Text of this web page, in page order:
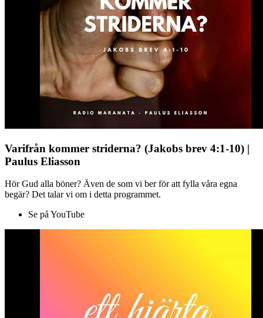
Varifrån kommer striderna? (Jakobs brev 4:1-10) |
Paulus Eliasson
Hör Gud alla böner? Även de som vi ber för att fylla våra egna
begär? Det talar vi om i detta programmet.
Se på YouTube